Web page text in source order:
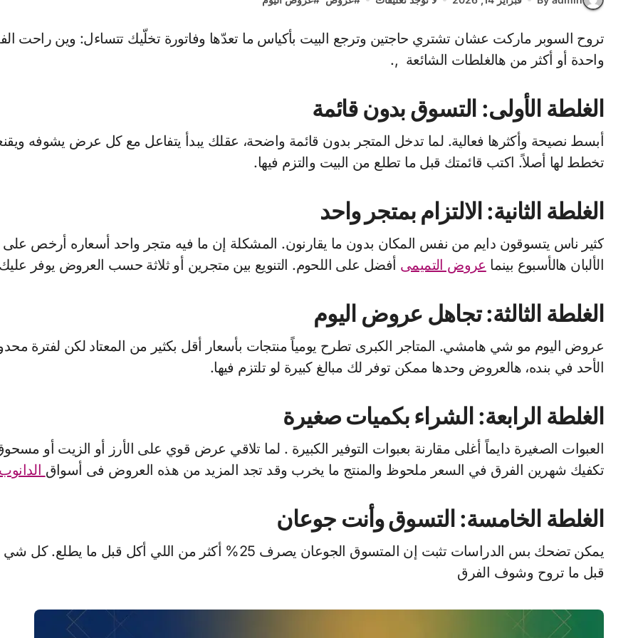
تروح السوبر ماركت عشان تشتري حاجتين وترجع البيت بأكياس ما تعدّها وفاتورة تخلّيك تتساءل: وين راحت الفلوس؟ لو هالسيناريو يتكرر معك، غالباً أنت تقع في
واحدة أو أكثر من هالغلطات الشائعة ,.
الغلطة الأولى: التسوق بدون قائمة
أبسط نصيحة وأكثرها فعالية. لما تدخل المتجر بدون قائمة واضحة، عقلك يبدأ يتفاعل مع كل عرض يشوفه
تخطط لها أصلاً. اكتب قائمتك قبل ما تطلع من البيت والتزم فيها.
الغلطة الثانية: الالتزام بمتجر واحد
كثير ناس يتسوقون دايم من نفس المكان بدون ما يقارنون. المشكلة إن ما فيه متجر واحد أسعاره
الألبان هالأسبوع بينما عروض التميمى أفضل على اللحوم. التنويع بين متجرين أو ثلاثة حسب العروض يوفر عليك 20-30%
الغلطة الثالثة: تجاهل عروض اليوم
عروض اليوم مو شي هامشي. المتاجر الكبرى تطرح يومياً منتجات بأسعار أقل بكثير من المعتاد لكن لفترة
الأحد في بنده، هالعروض وحدها ممكن توفر لك مبالغ كبيرة لو تلتزم فيها.
الغلطة الرابعة: الشراء بكميات صغيرة
العبوات الصغيرة دايماً أغلى مقارنة بعبوات التوفير الكبيرة . لما تلاقي عرض قوي على الأرز أو الزيت أو
تكفيك شهرين الفرق في السعر ملحوظ والمنتج ما يخرب وقد تجد المزيد من هذه العروض فى أسواق
الغلطة الخامسة: التسوق وأنت جوعان
يمكن تضحك بس الدراسات تثبت إن المتسوق الجوعان يصرف 25%
قبل ما تروح وشوف الفرق